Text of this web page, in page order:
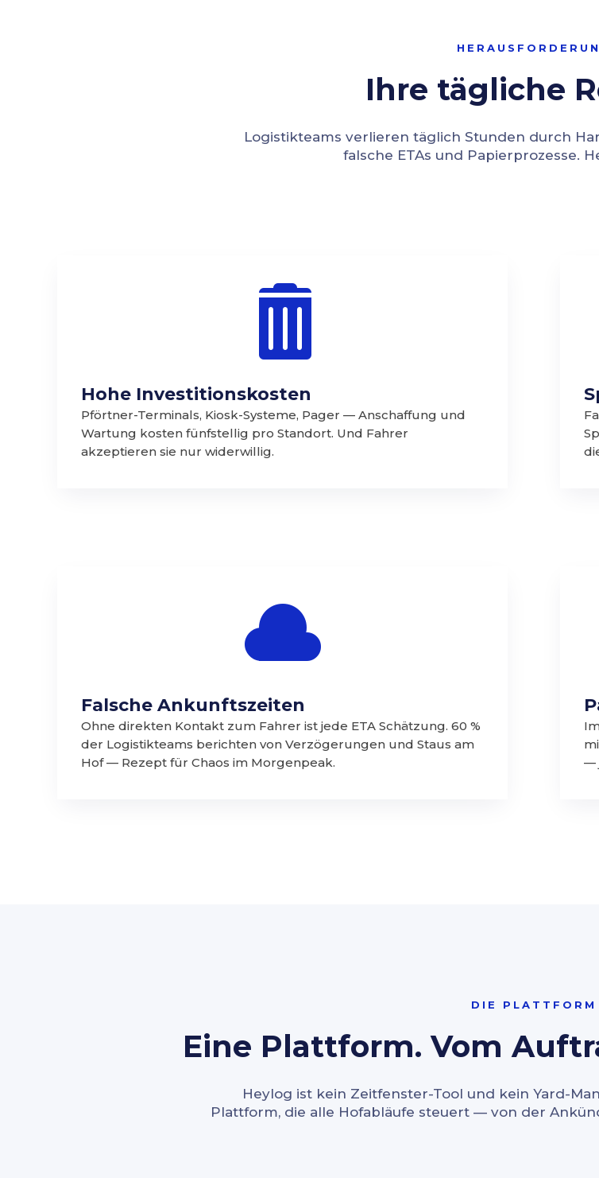
Ihre tägliche
Logistikteams verlieren täglich Stunden durch
falsche ETAs und Papierprozesse.

Hohe Investitionskosten
Pförtner-Terminals, Kiosk-Systeme, Pager — Anschaffung und
Wartung kosten fünfstellig pro Standort. Und Fahrer
akzeptieren sie nur widerwillig.

Falsche Ankunftszeiten
Ohne direkten Kontakt zum Fahrer ist jede ETA Schätzung. 60 %
der Logistikteams berichten von Verzögerungen und Staus am
Hof — Rezept für Chaos im Morgenpeak.
—
DIE PLATTFORM
Eine Plattform. Vom
Heylog ist kein Zeitfenster-Tool und kein Yard-
Plattform, die alle Hofabläufe steuert — von der